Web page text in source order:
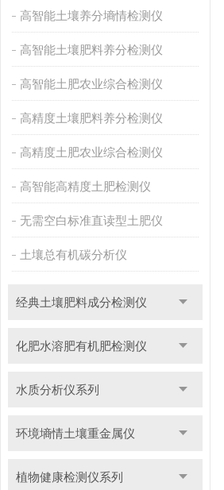
高智能土壤养分墒情检测仪
高智能土壤肥料养分检测仪
高智能土肥农业综合检测仪
高精度土壤肥料养分检测仪
高精度土肥农业综合检测仪
高智能高精度土肥检测仪
无需空白标准直读型土肥仪
土壤总有机碳分析仪
经典土壤肥料成分检测仪
化肥水溶肥有机肥检测仪
水质分析仪系列
环境墒情土壤重金属仪
植物健康检测仪系列